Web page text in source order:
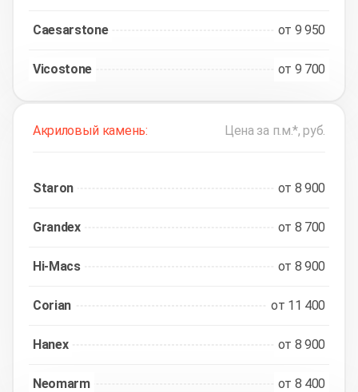
Caesarstone от 9 950
Vicostone от 9 700
Акриловый камень: Цена за п.м.*, руб.
Staron от 8 900
Grandex от 8 700
Hi-Macs от 8 900
Corian от 11 400
Hanex от 8 900
Neomarm от 8 400